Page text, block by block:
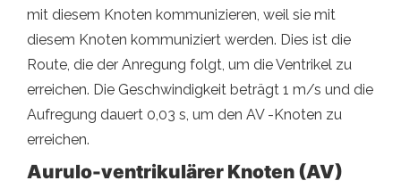
mit diesem Knoten kommunizieren, weil sie mit
diesem Knoten kommuniziert werden. Dies ist die
Route, die der Anregung folgt, um die Ventrikel zu
erreichen. Die Geschwindigkeit beträgt 1 m/s und die
Aufregung dauert 0,03 s, um den AV -Knoten zu
erreichen.
Aurulo-ventrikulärer Knoten (AV)